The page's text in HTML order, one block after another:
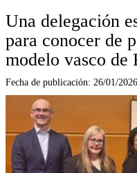
Una delegación
para conocer de
modelo vasco de
Fecha de publicación: 26/01/2026